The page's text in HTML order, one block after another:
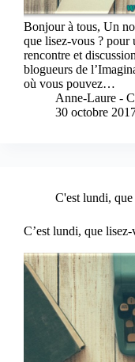
Bonjour à tous, Un
que lisez-vous ? pour
rencontre et
blogueurs de
où vous pouvez…
Anne-Laure -
30 octobre
C'est lundi,
C’est lundi, que